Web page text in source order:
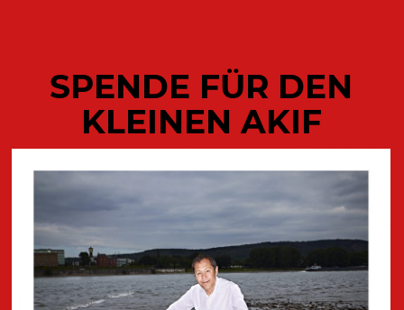
AKTUELLE
VERÖFFENTLICHUNGEN DES
SPENDE FÜR DEN
KLEINEN AKIF